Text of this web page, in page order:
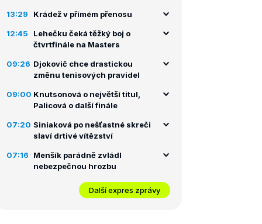
13:29 Krádež v přímém přenosu
12:45
Lehečku čeká těžký boj o
čtvrtfinále na Masters
09:26 Djokovič chce drastickou
změnu tenisových pravidel
09:00 Knutsonová o největší titul,
Palicová o další finále
07:20 Siniaková po nešťastné skreči
slaví drtivé vítězství
07:16
Menšík parádně zvládl
nebezpečnou hrozbu
Další expres zprávy